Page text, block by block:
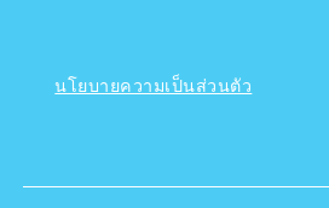
นโยบายความเป็นส่วนตัว